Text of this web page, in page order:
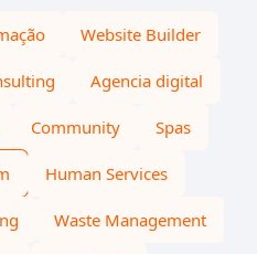
Website Builder
Agencia digital
Community Spas
Human Services
Waste Management